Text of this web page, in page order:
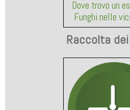
Dove trovo un
Funghi nelle
Raccolta